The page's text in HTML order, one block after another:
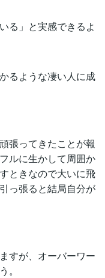
る」と実感できるよ
るような凄い人に成
張ってきたことが報
ルに生かして周囲か
ときなので大いに飛
っ張ると結局自分が
すが、オーバーワー
。